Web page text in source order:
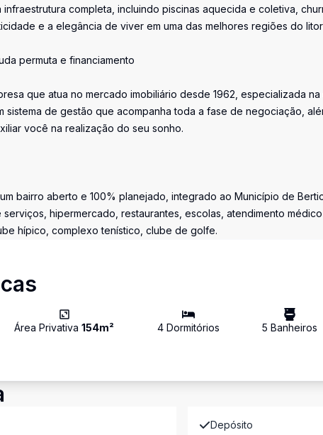
completa, incluindo piscinas aquecida e coletiva,
e a elegância de viver em uma das melhores regiões do
permuta e financiamento
que atua no mercado imobiliário desde 1962, especializada
sistema de gestão que acompanha toda a fase de negociação,
você na realização do seu sonho.
bairro aberto e 100% planejado, integrado ao Município de
hipermercado, restaurantes, escolas, atendimento
hípico, complexo tenístico, clube de golfe.
Área Privativa154m² 4Dormitórios 5 Banheiros
Depósito